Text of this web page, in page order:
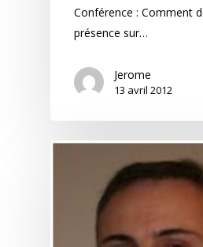
Conférence : Comment
présence sur…
Jerome
13 avril 2012